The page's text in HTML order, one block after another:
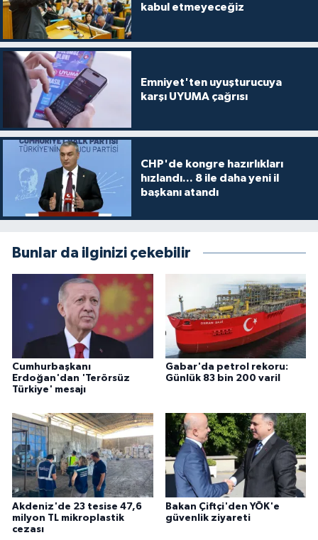
kabul etmeyeceğiz
Emniyet'ten uyuşturucuya
karşı UYUMA çağrısı
CHP'de kongre hazırlıkları
hızlandı... 8 ile daha yeni il
başkanı atandı
Bunlar da ilginizi çekebilir
Cumhurbaşkanı
Erdoğan'dan 'Terörsüz
Türkiye' mesajı
Gabar'da petrol rekoru:
Günlük 83 bin 200 varil
Akdeniz'de 23 tesise 47,6
milyon TL mikroplastik
cezası
Bakan Çiftçi'den YÖK'e
güvenlik ziyareti